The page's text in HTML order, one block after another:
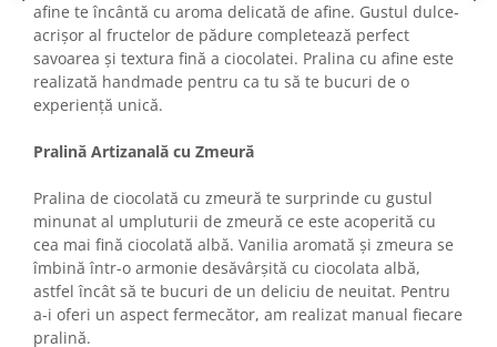
Colaci festivi
Snack-uri sărate
Covrigi cu ulei de masline
Covrigi de Buzau
Produse de gătit
Faina
Arpacas si pesmet
Malai
Produse congelate
afine te încântă cu aroma delicată de afine. Gustul dulce-
acrișor al fructelor de pădure completează perfect
savoarea și textura fină a ciocolatei. Pralina cu afine este
realizată handmade pentru ca tu să te bucuri de o
experiență unică.
Pralină Artizanală cu Zmeură
Pralina de ciocolată cu zmeură te surprinde cu gustul
minunat al umpluturii de zmeură ce este acoperită cu
cea mai fină ciocolată albă. Vanilia aromată și zmeura se
îmbină într-o armonie desăvârșită cu ciocolata albă,
astfel încât să te bucuri de un deliciu de neuitat. Pentru
a-i oferi un aspect fermecător, am realizat manual fiecare
pralină.